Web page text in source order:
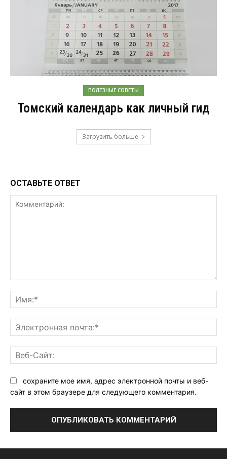
ПОЛЕЗНЫЕ СОВЕТЫ
Томский календарь как личный гид
Загрузить больше
ОСТАВЬТЕ ОТВЕТ
сохраните мое имя, адрес электронной почты и веб-
сайт в этом браузере для следующего комментария.